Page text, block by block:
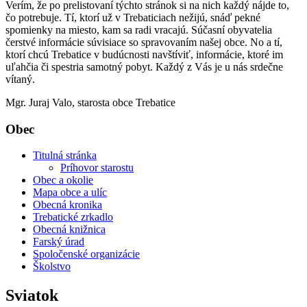
Verím, že po prelistovaní týchto stránok si na nich každý nájde to,
čo potrebuje. Tí, ktorí už v Trebaticiach nežijú, snáď pekné
spomienky na miesto, kam sa radi vracajú. Súčasní obyvatelia
čerstvé informácie súvisiace so spravovaním našej obce. No a tí,
ktorí chcú Trebatice v budúcnosti navštíviť, informácie, ktoré im
uľahčia či spestria samotný pobyt. Každý z Vás je u nás srdečne
vítaný.
Mgr. Juraj Valo, starosta obce Trebatice
Obec
Titulná stránka
Príhovor starostu
Obec a okolie
Mapa obce a ulíc
Obecná kronika
Trebatické zrkadlo
Obecná knižnica
Farský úrad
Spoločenské organizácie
Školstvo
Sviatok